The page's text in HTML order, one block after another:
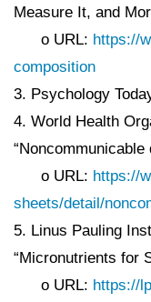
Measure It, and
o URL: https://
composition
3. Psychology
4. World Health
“Noncommunicable
o URL: https://
sheets/detail/
5. Linus Pauling
“Micronutrients for
o URL: https://